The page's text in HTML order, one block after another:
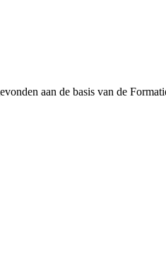
aan de basis van de